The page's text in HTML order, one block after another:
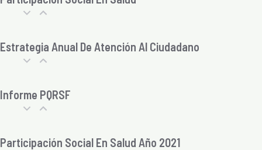
Estrategia Anual De Atención Al Ciudadano
Informe PQRSF
Participación Social En Salud Año 2021